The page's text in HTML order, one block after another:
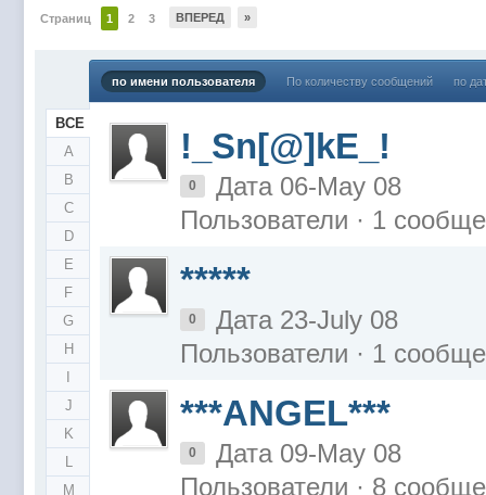
Страниц 1 2 3 ВПЕРЕД »
ВСЕ
A
B
C
D
E
F
G
H
J
K
L
M
по имени пользователя По количеству сообщений по
!_Sn[@]kE_!
0
Дата 06-May 08
Пользователи · 1
*****
0
Дата 23-July 08
Пользователи · 1
***ANGEL***
0
Дата 09-May 08
Пользователи · 8